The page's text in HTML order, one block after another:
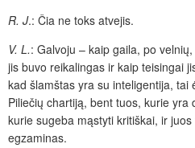
R. J.: Čia ne toks atvejis.
V. L.: Galvoju – kaip gaila, po
jis buvo reikalingas ir kaip teisingai
kad šlamštas yra su inteligentija, tai
Piliečių chartiją, bent tuos, kurie
kurie sugeba mąstyti kritiškai, ir
egzaminas.